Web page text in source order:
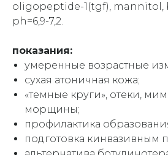
oligopeptide-1(tgf), mannitol,
ph=6,9-7,2.
показания:
умеренные возрастные
сухая атоничная кожа;
«темные круги», отеки,
морщины;
профилактика
подготовка кинвазивным